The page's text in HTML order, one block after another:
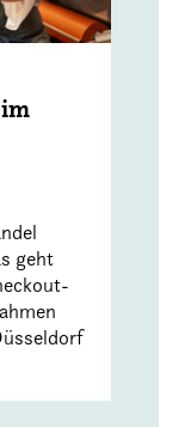
geht